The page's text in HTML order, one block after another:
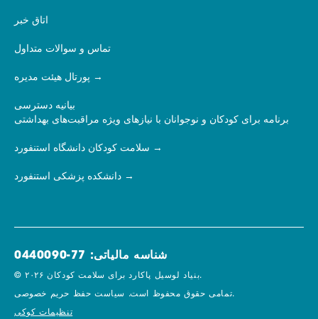
اتاق خبر
تماس و سوالات متداول
پورتال هیئت مدیره
بیانیه دسترسی
برنامه برای کودکان و نوجوانان با نیازهای ویژه مراقبت‌های بهداشتی
سلامت کودکان دانشگاه استنفورد
دانشکده پزشکی استنفورد
شناسه مالیاتی: 77-0440090
© ۲۰۲۶ بنیاد لوسیل پاکارد برای سلامت کودکان.
تمامی حقوق محفوظ است.سیاست حفظ حریم خصوصی.
تنظیمات کوکی